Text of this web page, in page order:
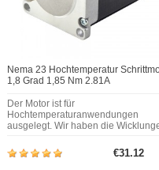
Nema 23 Hochtemperatur
1,8 Grad 1,85 Nm 2.81A
Bipolar Schrittmotor
Der Motor ist für
Hochtemperaturanwendungen
ausgelegt. Wir haben die
Kunststoffskelett des Motors so
angepasst, dass sie die
€31.12